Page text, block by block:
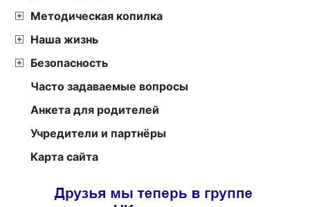
Методическая копилка
Наша жизнь
Безопасность
Часто задаваемые вопросы
Анкета для родителей
Учредители и партнёры
Карта сайта